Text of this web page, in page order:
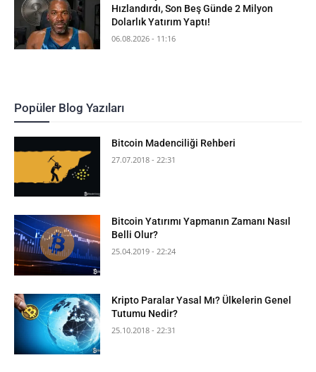
Hızlandırdı, Son Beş Günde 2 Milyon
Dolarlık Yatırım Yaptı!
06.08.2026 - 11:16
Popüler Blog Yazıları
Bitcoin Madenciliği Rehberi
27.07.2018 - 22:31
Bitcoin Yatırımı Yapmanın Zamanı Nasıl
Belli Olur?
25.04.2019 - 22:24
Kripto Paralar Yasal Mı? Ülkelerin Genel
Tutumu Nedir?
25.10.2018 - 22:31